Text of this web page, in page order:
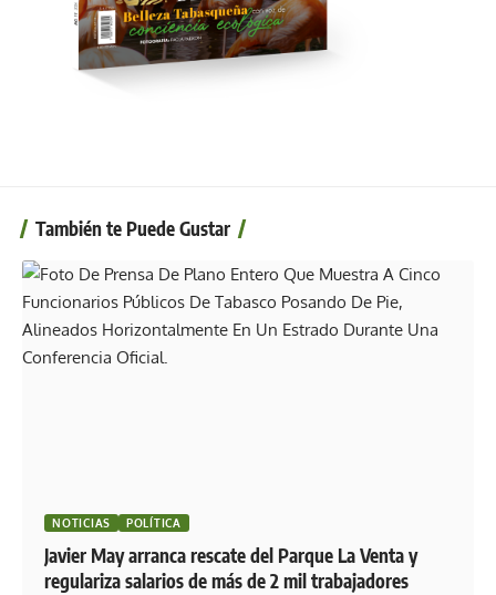
También te Puede Gustar
NOTICIAS POLÍTICA
Javier May arranca rescate del Parque La Venta y
regulariza salarios de más de 2 mil trabajadores